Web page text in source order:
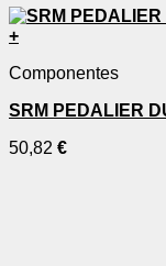
+
Componentes
SRM PEDALIER
50,82 €